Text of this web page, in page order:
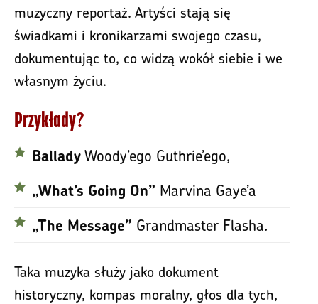
muzyczny reportaż. Artyści stają się
świadkami i kronikarzami swojego czasu,
dokumentując to, co widzą wokół siebie i we
własnym życiu.
Przykłady?
BalladyWoody’ego Guthrie’ego,
„What’s Going On” Marvina Gaye’a
„The Message” Grandmaster Flasha.
Taka muzyka służy jako dokument
historyczny, kompas moralny, głos dla tych,